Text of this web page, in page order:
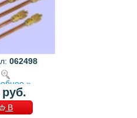
062498
»
руб.
В